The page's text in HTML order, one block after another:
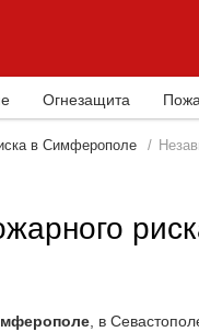
Огнезащита
в Симферополе
, в